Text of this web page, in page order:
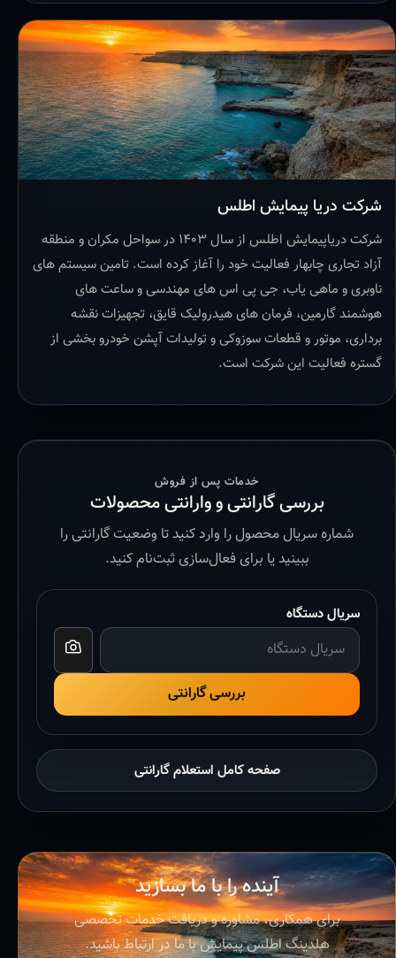
شرکت دریا پیمایش اطلس
شرکت دریاپیمایش اطلس از سال ۱۴۰۳ در سواحل مکران و منطقه
آزاد تجاری چابهار فعالیت خود را آغاز کرده است. تامین سیستم های
ناوبری و ماهی یاب، جی پی اس های مهندسی و ساعت های
هوشمند گارمین، فرمان های هیدرولیک قایق، تجهیزات نقشه
برداری، موتور و قطعات سوزوکی و تولیدات آپشن خودرو بخشی از
گستره فعالیت این شرکت است.
خدمات پس از فروش
بررسی گارانتی و وارانتی محصولات
شماره سریال محصول را وارد کنید تا وضعیت گارانتی را
ببینید یا برای فعال‌سازی ثبت‌نام کنید.
سریال دستگاه
بررسی گارانتی
صفحه کامل استعلام گارانتی
آینده را با ما بسازید
برای همکاری، مشاوره و دریافت خدمات تخصصی
هلدینگ اطلس پیمایش با ما در ارتباط باشید.